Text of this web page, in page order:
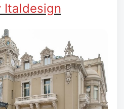
Italdesign